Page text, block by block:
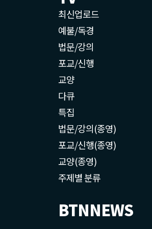
최신업로드
예불/독경
법문/강의
포교/신행
교양
다큐
특집
법문/강의(종영)
포교/신행(종영)
교양(종영)
주제별 분류
BTNNEWS